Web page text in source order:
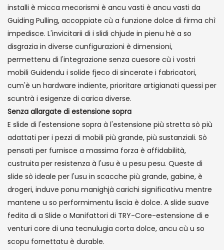
installi è micca mecorismi è ancu vasti è ancu vasti da
Guiding Pulling, accoppiate cù a funzione dolce di firma chì
impedisce. L'invicitarii di i slidi chjude in pienu hè a so
disgrazia in diverse cunfigurazioni è dimensioni,
permettenu di l'integrazione senza cuesore cù i vostri
mobili Guidendu i solide fjeco di sincerate i fabricatori,
cum'è un hardware indiente, prioritare artigianati quessi per
scuntrà i esigenze di carica diverse.
Senza allargate di estensione sopra
E slide di l'estensione sopra à l'estensione più stretta sò più
adattati per i pezzi di mobili più grande, più sustanziali. Sò
pensati per furnisce a massima forza è affidabilità,
custruita per resistenza à l'usu è u pesu pesu. Queste di
slide sò ideale per l'usu in scacche più grande, gabine, è
drogeri, induve ponu manighjà carichi significativu mentre
mantene u so performimentu liscia è dolce. A slide suave
fedita di a Slide o Manifattori di TRY-Core-estensione di e
venturi core di una tecnulugia corta dolce, ancu cù u so
scopu fornettatu è durable.